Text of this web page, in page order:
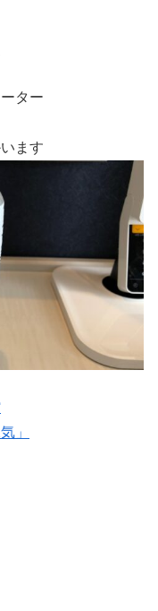
ター
ます
」